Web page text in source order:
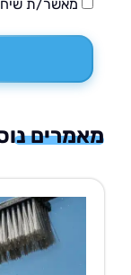
מאשר/ת שיחזרו אליי
נוספים